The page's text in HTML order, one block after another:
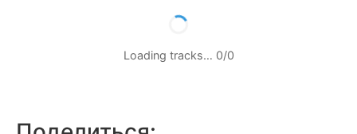
Loading tracks… 0/0